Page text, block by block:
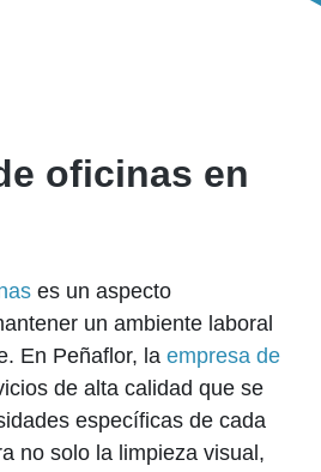
oficinas en
es un aspecto
un ambiente laboral
En Peñaflor, la empresa de
de alta calidad que se
específicas de cada
no solo la limpieza visual,